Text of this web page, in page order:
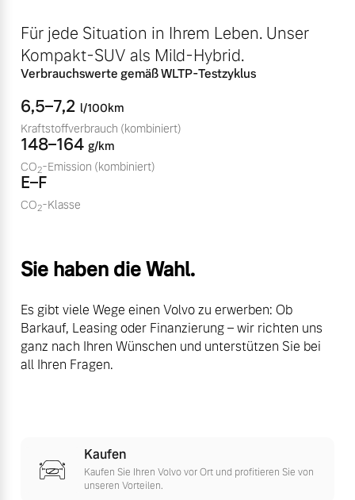
Fahrzeug konfigurieren
Sofort verfügbare Fahrzeuge
Volvo Selekt
Editionsmodelle
Jetzt kennenlernen
Sommer Kompletträder.
Bitte sprechen Sie uns
direkt an.
Finanzierung & Leasing
Versicherung
Für jede Situation in Ihrem Leben. Unser
Kompakt-SUV als Mild-Hybrid.
Verbrauchswerte gemäß WLTP-Testzyklus
6,5–7,2 l/100km
Kraftstoffverbrauch (kombiniert)
148–164 g/km
CO2-Emission (kombiniert)
E–F
CO2-Klasse
Sie haben die Wahl.
Es gibt viele Wege einen Volvo zu erwerben: Ob
Barkauf, Leasing oder Finanzierung – wir richten uns
ganz nach Ihren Wünschen und unterstützen Sie bei
all Ihren Fragen.
Kaufen
Kaufen Sie Ihren Volvo vor Ort und profitieren Sie von
unseren Vorteilen.